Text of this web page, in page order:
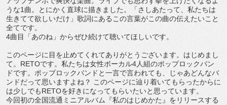
うな1曲。とにかく直球に描きました。「さしあたって、私たちは
生きてて欲しいだけ」歌詞にあるこの言葉がこの曲の伝えたいこと
全てです。
4曲目「あのね」からぜひ続けて聴いてほしいです。
このページに目を止めてくれてありがとうございます。はじめまし
て。RETOです。私たちは女性ボーカル4人組のポップロックバン
ドです。ポップロックバンドと一言で言われても、じゃあどんなバ
ンドだって思いますよね？ このページに辿り着いてもらったからに
は少しでもRETOを好きになってもらいたいと思っています。
今回初の全国流通ミニアルバム『私のはじめかた』をリリースする